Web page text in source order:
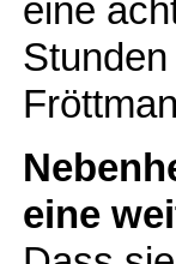
eine
eine